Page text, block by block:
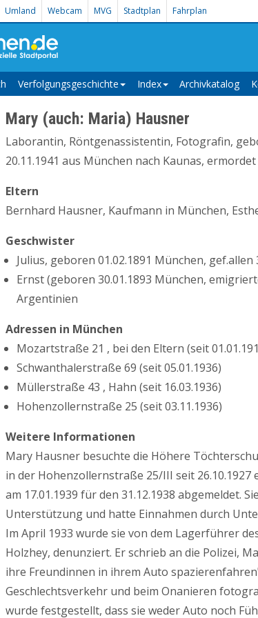
Umland Webcam MVG Stadtplan Fahrplan
Verfolgungsgeschichte Index Archivkatalog
Mary (auch: Maria) Hausner
Laborantin, Röntgenassistentin, Fotografin,
20.11.1941 aus München nach Kaunas,
Eltern
Bernhard Hausner, Kaufmann in München,
Geschwister
Julius, geboren 01.02.1891 München,
Ernst (geboren 30.01.1893 München,
Argentinien
Adressen in München
Mozartstraße 21 , bei den Eltern (seit
Schwanthalerstraße 69 (seit 05.01.1936)
Müllerstraße 43 , Hahn (seit 16.03.1936)
Hohenzollernstraße 25 (seit 03.11.1936)
Weitere Informationen
Mary Hausner besuchte die Höhere
in der Hohenzollernstraße 25/III seit
am 17.01.1939 für den 31.12.1938 abgemeldet.
Unterstützung und hatte Einnahmen durch
Im April 1933 wurde sie von dem Lagerführer
Holzhey, denunziert. Er schrieb an die Polizei,
ihre Freundinnen in ihrem Auto
Geschlechtsverkehr und beim Onanieren
wurde festgestellt, dass sie weder Auto noch